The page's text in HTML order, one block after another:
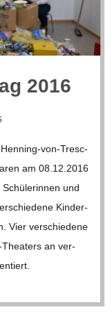
2016
von-Tre­­sc­­
am 08.12.2016
und
Kin­der­
Vier ver­schie­dene
The­a­­ters an ver­